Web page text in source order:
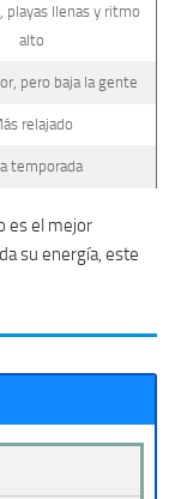
playas llenas y ritmo
alto
pero baja la gente
relajado
temporada
es el mejor
su energía, este